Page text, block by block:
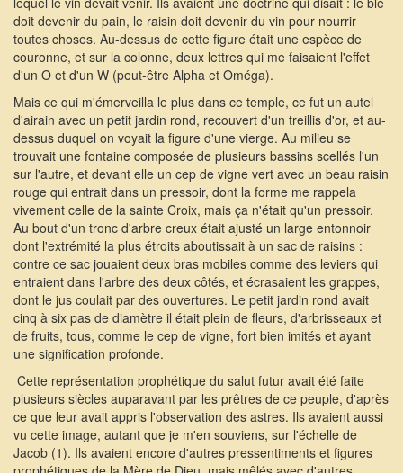
doit devenir du pain, le raisin doit devenir du vin pour nourrir
toutes choses. Au-dessus de cette figure était une espèce de
couronne, et sur la colonne, deux lettres qui me faisaient l'effet
d'un O et d'un W (peut-être Alpha et Oméga).
Mais ce qui m'émerveilla le plus dans ce temple, ce fut un autel
d'airain avec un petit jardin rond, recouvert d'un treillis d'or, et au-
dessus duquel on voyait la figure d'une vierge. Au milieu se
trouvait une fontaine composée de plusieurs bassins scellés l'un
sur l'autre, et devant elle un cep de vigne vert avec un beau raisin
rouge qui entrait dans un pressoir, dont la forme me rappela
vivement celle de la sainte Croix, mais ça n'était qu'un pressoir.
Au bout d'un tronc d'arbre creux était ajusté un large entonnoir
dont l'extrémité la plus étroits aboutissait à un sac de raisins :
contre ce sac jouaient deux bras mobiles comme des leviers qui
entraient dans l'arbre des deux côtés, et écrasaient les grappes,
dont le jus coulait par des ouvertures. Le petit jardin rond avait
cinq à six pas de diamètre il était plein de fleurs, d'arbrisseaux et
de fruits, tous, comme le cep de vigne, fort bien imités et ayant
une signification profonde.
Cette représentation prophétique du salut futur avait été faite
plusieurs siècles auparavant par les prêtres de ce peuple, d'après
ce que leur avait appris l'observation des astres. Ils avaient aussi
vu cette image, autant que je m'en souviens, sur l'échelle de
Jacob (1). Ils avaient encore d'autres pressentiments et figures